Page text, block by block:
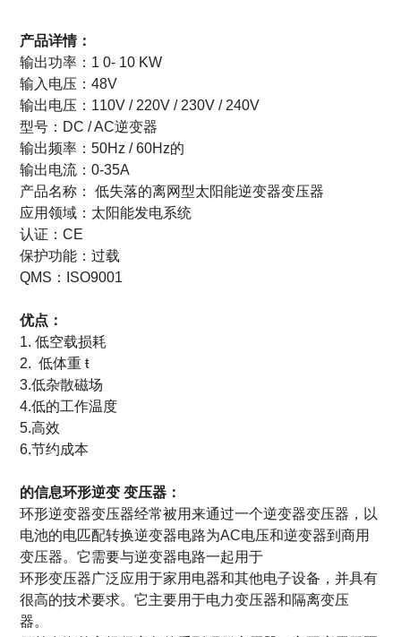
产品详情：
输出功率： 1 0- 10 KW
输入电压：48V
输出电压： 110V / 220V / 230V / 240V
型号 ： DC / AC逆变器
输出频率：50Hz / 60Hz的
输出电流：0-35A
产品名称：
低失落的离网型太阳能逆变器变压器
应用领域： 太阳能发电系统
认证：CE
保护功能：过载
QMS：ISO9001
优点：
1.低空载损耗
2.低体重 ŧ
3.低杂散磁场
4.低的工作温度
5.高效
6.节约成本
的信息环形逆变 变压器：
环形逆变器变压器经常被用来通过一个逆变器变压器，以
电池的电匹配转换逆变器电路为AC电压和逆变器到商用
变压器。它需要与逆变器电路一起用于
环形变压器广泛应用于家用电器和其他电子设备，并具有
很高的技术要求。它主要用于电力变压器和隔离变压
器。